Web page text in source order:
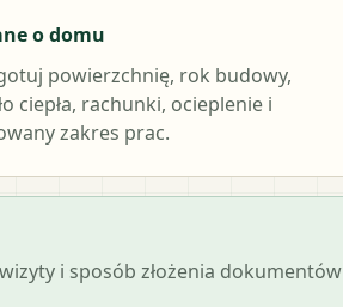
o domu
powierzchnię, rok budowy,
ciepła, rachunki, ocieplenie i
zakres prac.
i sposób złożenia dokumentów